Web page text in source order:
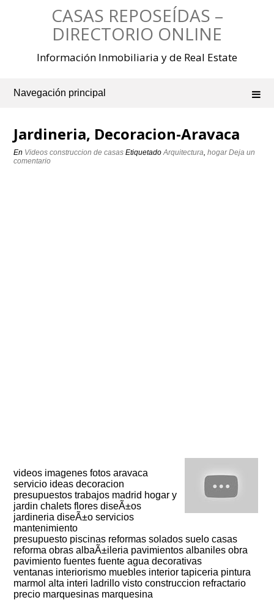
CASAS REPOSEÍDAS –
DIRECTORIO ONLINE
Información Inmobiliaria y de Real Estate
Navegación principal
Jardineria, Decoracion-Aravaca
En Videos construccion de casas EtiquetadoArquitectura,hogar Deja un
comentario
videos imagenes fotos aravaca
servicio ideas decoracion
presupuestos trabajos madrid hogar y
jardin chalets flores diseÃ±os
jardineria diseÃ±o servicios
mantenimiento
presupuesto piscinas reformas solados suelo casas
reforma obras albaÃ±ileria pavimientos albaniles obra
pavimiento fuentes fuente agua decorativas
ventanas interiorismo muebles interior tapiceria pintura
marmol alta interi ladrillo visto construccion refractario
precio marquesinas marquesina